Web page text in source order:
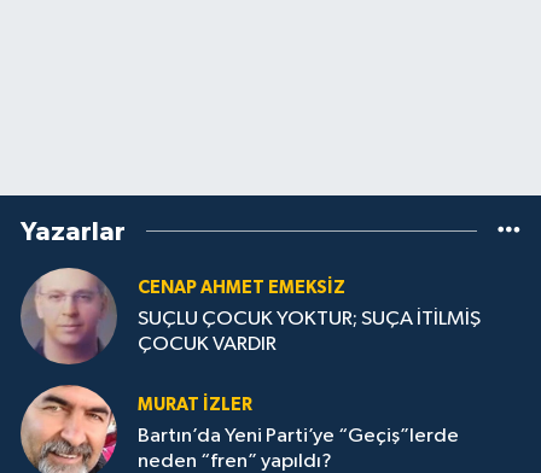
Yazarlar
CENAP AHMET EMEKSİZ
SUÇLU ÇOCUK YOKTUR; SUÇA İTİLMİŞ
ÇOCUK VARDIR
MURAT İZLER
Bartın’da Yeni Parti’ye “Geçiş”lerde
neden “fren” yapıldı?